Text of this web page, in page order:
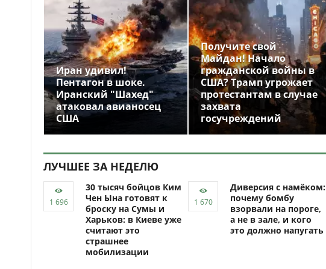
Иран удивил!
Пентагон в шоке.
Иранский "Шахед"
атаковал авианосец
США
Получите свой
Майдан! Начало
гражданской войны в
США? Трамп угрожает
протестантам в случае
захвата
госучреждений
ЛУЧШЕЕ ЗА НЕДЕЛЮ
30 тысяч бойцов Ким
Чен Ына готовят к
броску на Сумы и
Харьков: в Киеве уже
считают это
страшнее
мобилизации
Диверсия с намёком:
почему бомбу
взорвали на пороге,
а не в зале, и кого
это должно напугать